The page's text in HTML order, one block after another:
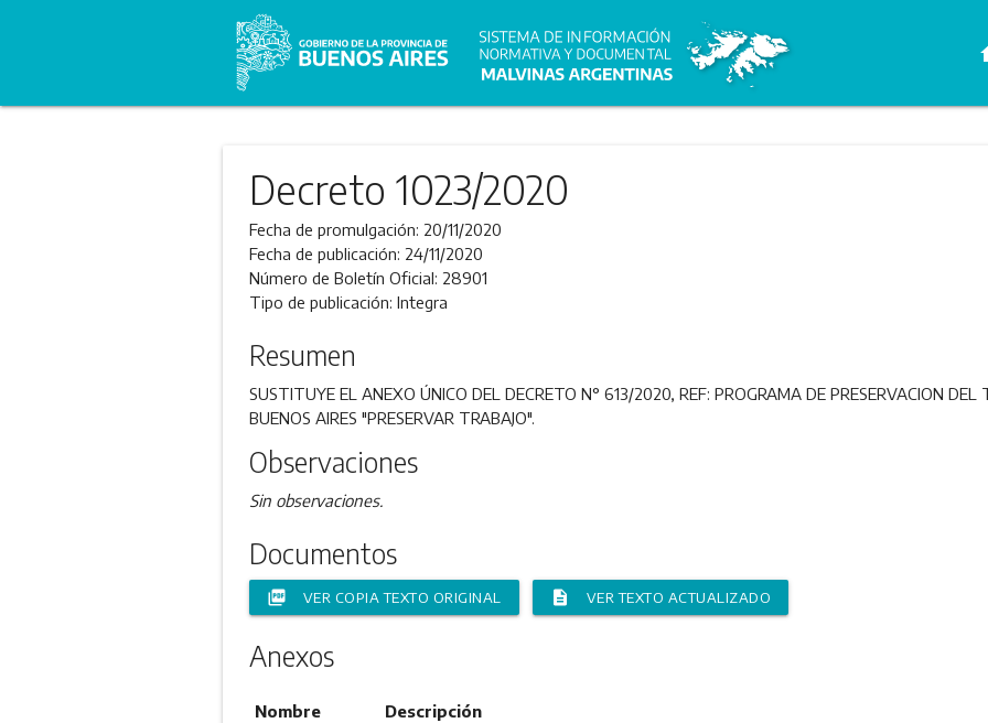
Decreto 1023/2020
Fecha de promulgación: 20/11/2020
Fecha de publicación: 24/11/2020
Número de Boletín Oficial: 28901
Tipo de publicación: Integra
Resumen
SUSTITUYE EL ANEXO ÚNICO DEL DECRETO N° 613/2020, REF: PROGRAMA DE PRESERVACION DEL
BUENOS AIRES "PRESERVAR TRABAJO".
Observaciones
Sin observaciones.
Documentos
picture_as_pdf VER COPIA TEXTO ORIGINAL description VER TEXTO ACTUALIZADO
Anexos
Nombre Descripción